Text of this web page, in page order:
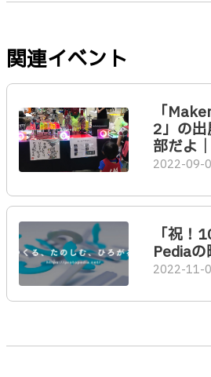
関連イベント
「
2」の
部だよ
2022-09-
「祝
Pediaの
2022-11-